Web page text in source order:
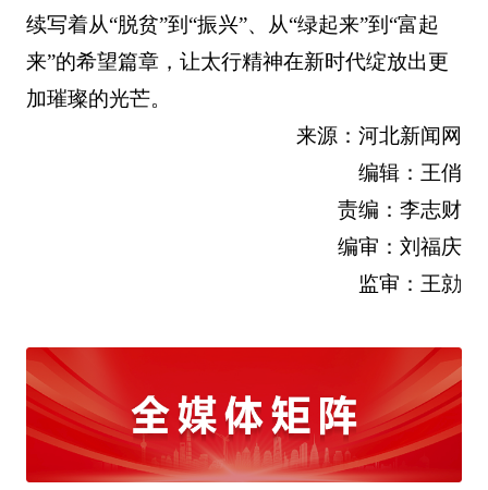
续写着从“脱贫”到“振兴”、从“绿起来”到“富起
来”的希望篇章，让太行精神在新时代绽放出更
加璀璨的光芒。
来源：河北新闻网
编辑：王俏
责编：李志财
编审：刘福庆
监审：王勍